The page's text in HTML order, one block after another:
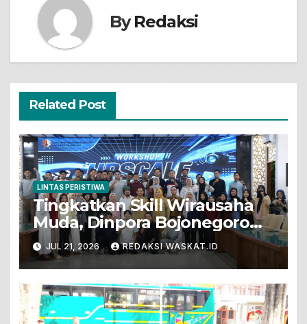
ByRedaksi
Related Post
LINTAS PERISTIWA
Tingkatkan Skill Wirausaha
Muda, Dinpora Bojonegoro
Gelar Workshop Produksi
Video Promosi Berbasis
Ponsel
JUL 21, 2026 REDAKSI WASKAT.ID